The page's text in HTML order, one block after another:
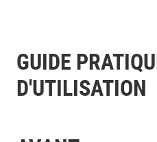
GUIDE
D'UTILISATION